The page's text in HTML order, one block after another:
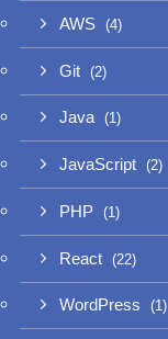
AWS (4)
Git (2)
Java (1)
JavaScript (2)
PHP (1)
React (22)
WordPress (1)